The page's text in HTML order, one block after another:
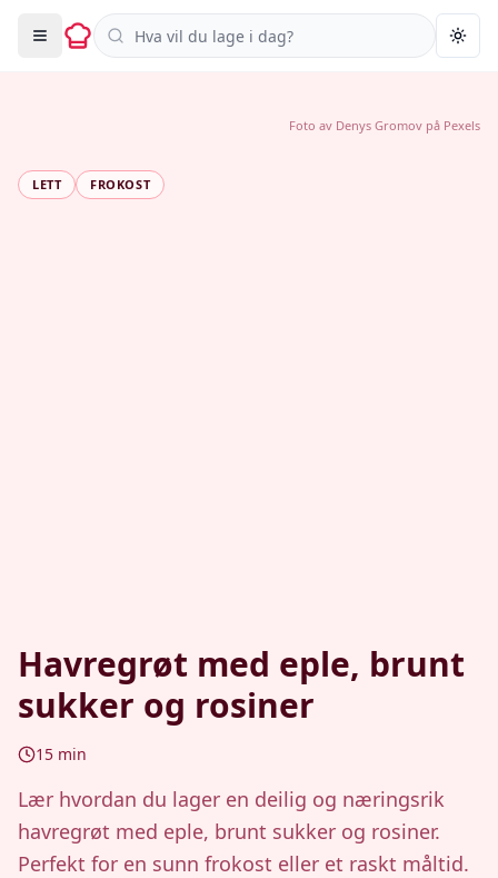
Søk i oppskrifter
LETT FROKOST
Havregrøt med eple, brunt
sukker og rosiner
15 min
Lær hvordan du lager en deilig og næringsrik
havregrøt med eple, brunt sukker og rosiner.
Perfekt for en sunn frokost eller et raskt måltid.
Foto av Denys Gromov på Pexels